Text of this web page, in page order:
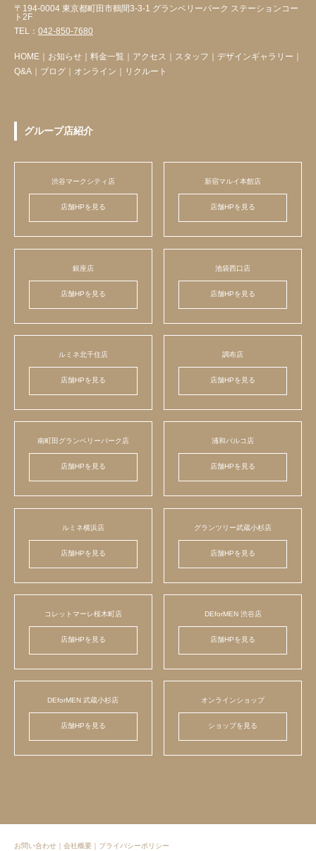
〒194-0004 東京都町田市鶴間3-3-1 グランベリーパーク ステーションコー
ト2F
TEL： 042-850-7680
HOME お知らせ 料金一覧 アクセス スタッフ デザインギャラリー
Q&A
ブログ オンライン リクルート
グループ店紹介
渋谷マークシティ店
店舗HPを見る
新宿マルイ本館店
店舗HPを見る
銀座店
店舗HPを見る
池袋西口店
店舗HPを見る
ルミネ北千住店
店舗HPを見る
調布店
店舗HPを見る
南町田グランベリーパーク店
店舗HPを見る
浦和パルコ店
店舗HPを見る
ルミネ横浜店
店舗HPを見る
グランツリー武蔵小杉店
店舗HPを見る
コレットマーレ桜木町店
店舗HPを見る
DEforMEN 渋谷店
店舗HPを見る
DEforMEN 武蔵小杉店
店舗HPを見る
オンラインショップ
ショップを見る
お問い合わせ 会社概要 プライバシーポリシー